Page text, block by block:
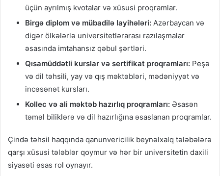
üçün ayrılmış kvotalar və xüsusi proqramlar.
Birgə diplom və mübadilə layihələri: Azərbaycan və
digər ölkələrlə universitetlərarası razılaşmalar
əsasında imtahansız qəbul şərtləri.
Qısamüddətli kurslar və sertifikat proqramları: Peşə
və dil təhsili, yay və qış məktəbləri, mədəniyyət və
incəsənət kursları.
Kollec və ali məktəb hazırlıq proqramları: Əsasən
təməl biliklərə və dil hazırlığına əsaslanan proqramlar.
Çində təhsil haqqında qanunvericilik beynəlxalq tələbələrə
qarşı xüsusi tələblər qoymur və hər bir universitetin daxili
siyasəti əsas rol oynayır.